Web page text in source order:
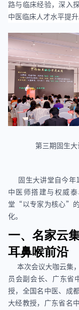
路与临床经验，深入
中医临床人才水平提升
第三期固生
固生大讲堂自今年1
中医师搭建与权威
堂“以专家为核心”的
化。
一、名家云
耳鼻喉前沿
本次会议大咖云集
员会副会长、广东省
授，全国名中医、成
大经教授，广东省名